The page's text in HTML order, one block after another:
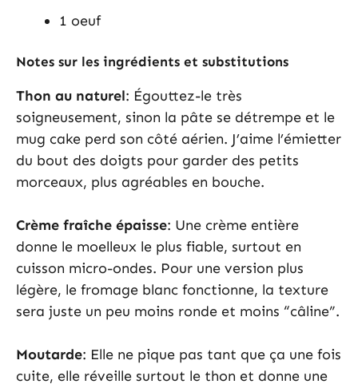
1 oeuf
Notes sur les ingrédients et substitutions
Thon au naturel: Égouttez-le très
soigneusement, sinon la pâte se détrempe et le
mug cake perd son côté aérien. J’aime l’émietter
du bout des doigts pour garder des petits
morceaux, plus agréables en bouche.
Crème fraîche épaisse: Une crème entière
donne le moelleux le plus fiable, surtout en
cuisson micro-ondes. Pour une version plus
légère, le fromage blanc fonctionne, la texture
sera juste un peu moins ronde et moins “câline”.
Moutarde: Elle ne pique pas tant que ça une fois
cuite, elle réveille surtout le thon et donne une